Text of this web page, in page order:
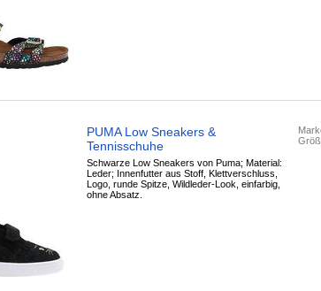
PUMA Low Sneakers &
Tennisschuhe
Schwarze Low Sneakers von Puma; Material:
Leder; Innenfutter aus Stoff, Klettverschluss,
Logo, runde Spitze, Wildleder-Look, einfarbig,
ohne Absatz.